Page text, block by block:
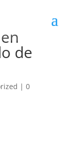
de
| 0